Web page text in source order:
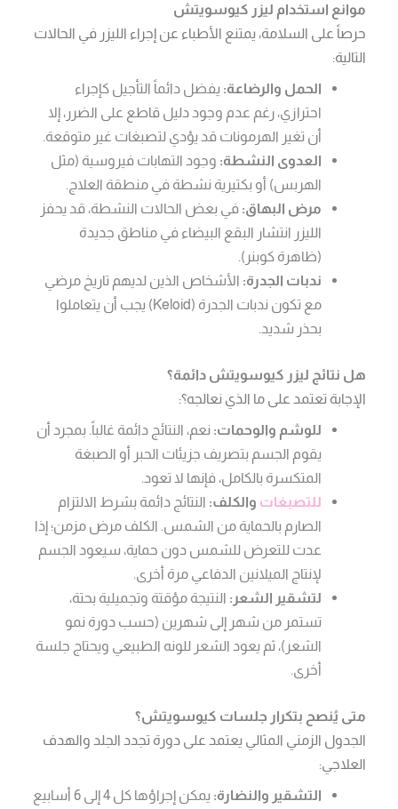
موانع استخدام ليزر كيوسويتش
حرصاً على السلامة، يمتنع الأطباء عن إجراء الليزر في الحالات
التالية:
الحمل والرضاعة: يفضل دائماً التأجيل كإجراء
احترازي، رغم عدم وجود دليل قاطع على الضرر، إلا
أن تغير الهرمونات قد يؤدي لتصبغات غير متوقعة.
العدوى النشطة: وجود التهابات فيروسية (مثل
الهربس) أو بكتيرية نشطة في منطقة العلاج.
مرض البهاق: في بعض الحالات النشطة، قد يحفز
الليزر انتشار البقع البيضاء في مناطق جديدة
(ظاهرة كوبنر).
ندبات الجدرة: الأشخاص الذين لديهم تاريخ مرضي
مع تكون ندبات الجدرة (Keloid) يجب أن يتعاملوا
بحذر شديد.
هل نتائج ليزر كيوسويتش دائمة؟
الإجابة تعتمد على ما الذي نعالجه؟:
للوشم والوحمات: نعم، النتائج دائمة غالباً. بمجرد أن
يقوم الجسم بتصريف جزيئات الحبر أو الصبغة
المتكسرة بالكامل، فإنها لا تعود.
للتصبغات والكلف: النتائج دائمة بشرط الالتزام
الصارم بالحماية من الشمس. الكلف مرض مزمن؛ إذا
عدت للتعرض للشمس دون حماية، سيعود الجسم
لإنتاج الميلانين الدفاعي مرة أخرى.
لتشقير الشعر: النتيجة مؤقتة وتجميلية بحتة،
تستمر من شهر إلى شهرين (حسب دورة نمو
الشعر)، ثم يعود الشعر للونه الطبيعي ويحتاج جلسة
أخرى.
متى يُنصح بتكرار جلسات كيوسويتش؟
الجدول الزمني المثالي يعتمد على دورة تجدد الجلد والهدف
العلاجي:
التشقير والنضارة:
يمكن إجراؤها كل 4 إلى 6 أسابيع